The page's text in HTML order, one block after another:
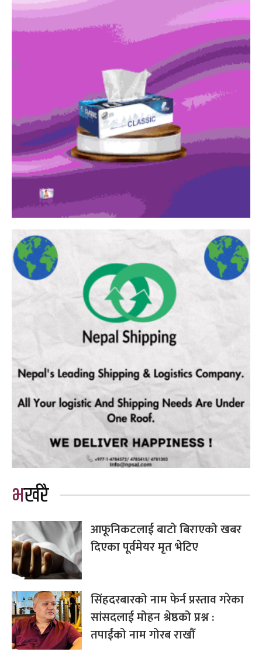
भर्खरै
आफूनिकटलाई बाटो बिराएको खबर
दिएका पूर्वमेयर मृत भेटिए
सिंहदरबारको नाम फेर्न प्रस्ताव गरेका
सांसदलाई मोहन श्रेष्ठको प्रश्न :
तपाईंको नाम गोरब राखौँ